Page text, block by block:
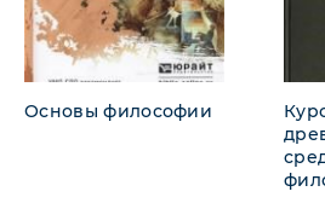
Основы философии